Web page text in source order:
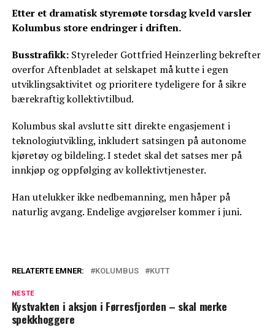
Etter et dramatisk styremøte torsdag kveld varsler
Kolumbus store endringer i driften.
Busstrafikk:Styreleder Gottfried Heinzerling bekrefter
overfor Aftenbladet at selskapet må kutte i egen
utviklingsaktivitet og prioritere tydeligere for å sikre
bærekraftig kollektivtilbud.
Kolumbus skal avslutte sitt direkte engasjement i
teknologiutvikling, inkludert satsingen på autonome
kjøretøy og bildeling. I stedet skal det satses mer på
innkjøp og oppfølging av kollektivtjenester.
Han utelukker ikke nedbemanning, men håper på
naturlig avgang. Endelige avgjørelser kommer i juni.
RELATERTE EMNER: KOLUMBUS KUTT
NESTE
Kystvakten i aksjon i Førresfjorden – skal merke
spekkhoggere